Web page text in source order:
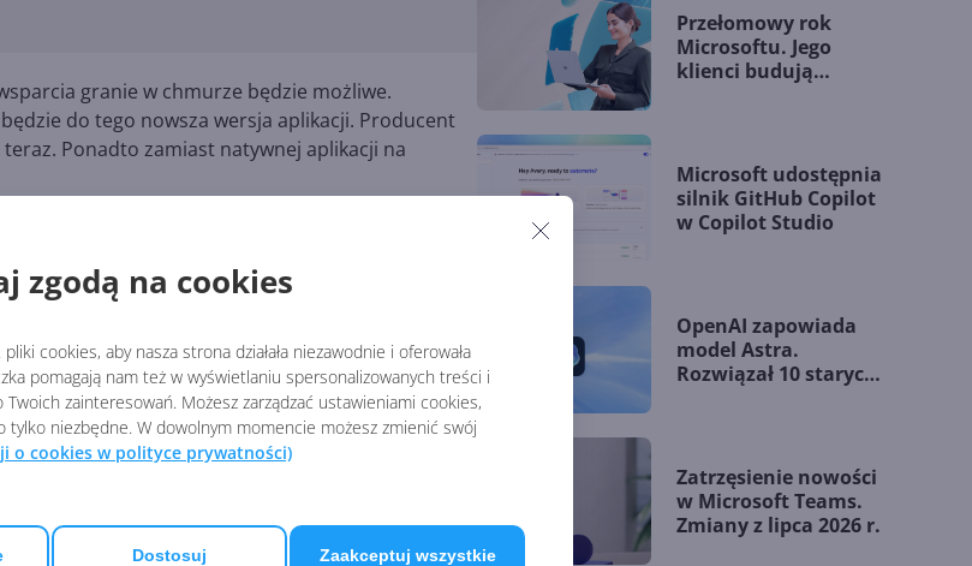
zgodą na cookies
cookies, aby nasza strona działała niezawodnie i oferowała
pomagają nam też w wyświetlaniu spersonalizowanych treści i
zainteresowań. Możesz zarządzać ustawieniami cookies,
tylko niezbędne. W dowolnym momencie możesz zmienić swój
o cookies w polityce prywatności)
Dostosuj Zaakceptuj wszystkie
granie w chmurze będzie możliwe.
do tego nowsza wersja aplikacji. Producent
Ponadto zamiast natywnej aplikacji na
GPU oraz o przestarzałe systemy, to
8
wsparcia?
Przełomowy rok
Microsoftu. Jego
klienci budują
Microsoft udostępnia
silnik GitHub Copilot
w Copilot Studio
OpenAI zapowiada
model Astra.
Rozwiązał 10 starych
Zatrzęsienie nowości
w Microsoft Teams.
Zmiany z lipca 2026 r.